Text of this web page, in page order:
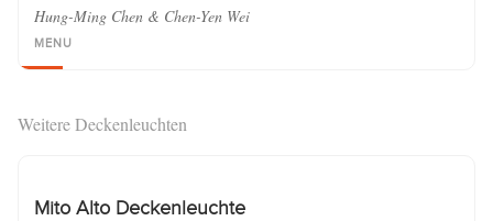
Hung-Ming Chen & Chen-Yen Wei
MENU
Weitere Deckenleuchten
Mito Alto Deckenleuchte